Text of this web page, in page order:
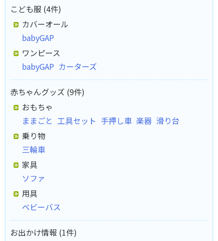
こども服 (4件)
カバーオール
babyGAP
ワンピース
babyGAP カーターズ
赤ちゃんグッズ (9件)
おもちゃ
ままごと 工具セット 手押し車 楽器 滑り台
乗り物
三輪車
家具
ソファ
用具
ベビーバス
お出かけ情報 (1件)